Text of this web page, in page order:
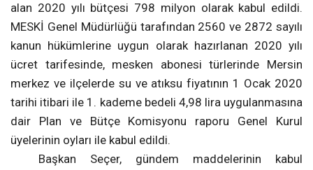
alan 2020 yılı bütçesi 798 milyon olarak kabul edildi.
MESKİ Genel Müdürlüğü tarafından 2560 ve 2872 sayılı
kanun hükümlerine uygun olarak hazırlanan 2020 yılı
ücret tarifesinde, mesken abonesi türlerinde Mersin
merkez ve ilçelerde su ve atıksu fiyatının 1 Ocak 2020
tarihi itibari ile 1. kademe bedeli 4,98 lira uygulanmasına
dair Plan ve Bütçe Komisyonu raporu Genel Kurul
üyelerinin oyları ile kabul edildi.
Başkan Seçer, gündem maddelerinin kabul